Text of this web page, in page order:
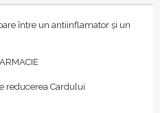
între un antiinflamator și un
reducerea Cardului